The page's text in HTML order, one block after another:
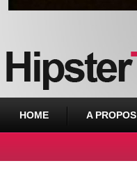
HOME A PROPOS